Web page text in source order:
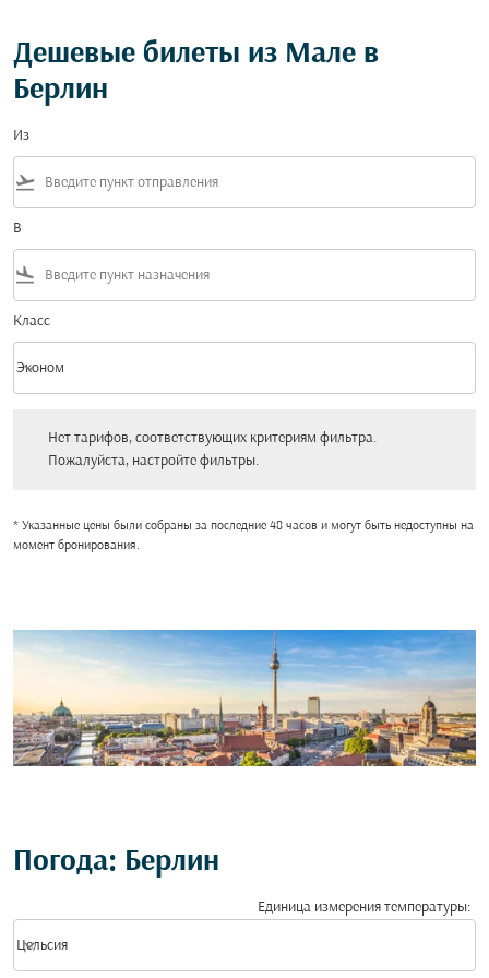
Дешевые билеты из Мале в
Берлин
Из
flight_takeoff
В
flight_land
Класс
Класс option Эконом Selected
Эконом
keyboard_arrow_down
Нет тарифов, соответствующих критериям фильтра.
Пожалуйста, настройте фильтры.
* Указанные цены были собраны за последние 48 часов и могут быть недоступны на
момент бронирования.
Погода: Берлин
Единица измерения температуры:
Цельсия
keyboard_arrow_down